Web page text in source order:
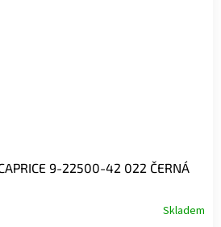
9-22500-42 022 ČERNÁ
Skladem